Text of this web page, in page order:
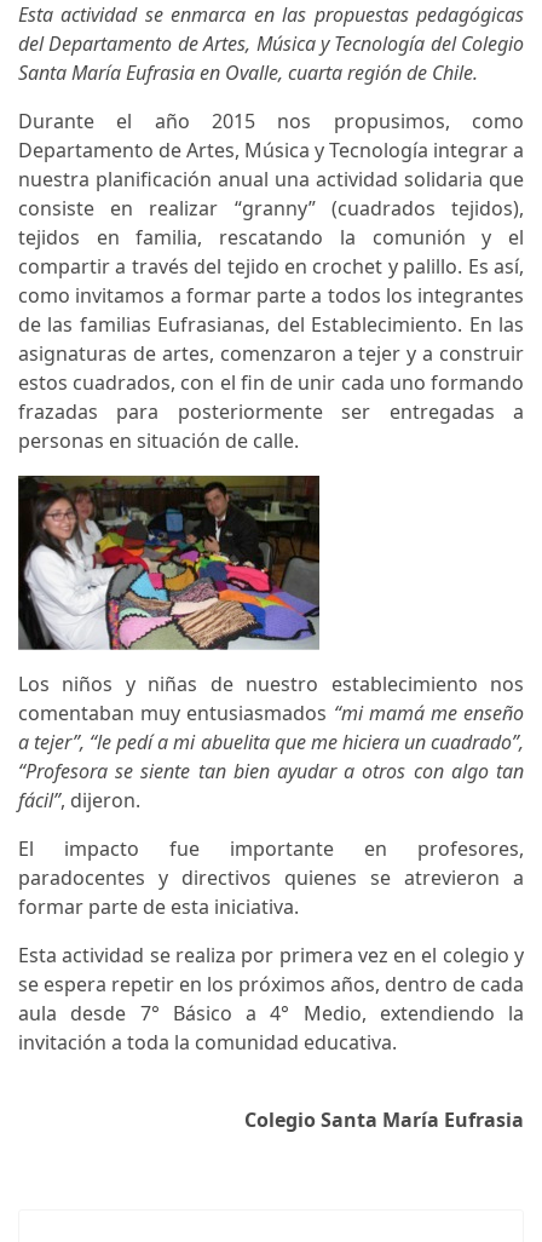
Esta actividad se enmarca en las propuestas pedagógicas
del Departamento de Artes, Música y Tecnología del Colegio
Santa María Eufrasia en Ovalle, cuarta región de Chile.
Durante el año 2015 nos propusimos, como
Departamento de Artes, Música y Tecnología integrar a
nuestra planificación anual una actividad solidaria que
consiste en realizar “granny” (cuadrados tejidos),
tejidos en familia, rescatando la comunión y el
compartir a través del tejido en crochet y palillo. Es así,
como invitamos a formar parte a todos los integrantes
de las familias Eufrasianas, del Establecimiento. En las
asignaturas de artes, comenzaron a tejer y a construir
estos cuadrados, con el fin de unir cada uno formando
frazadas para posteriormente ser entregadas a
personas en situación de calle.
Los niños y niñas de nuestro establecimiento nos
comentaban muy entusiasmados “mi mamá me enseño
a tejer”, “le pedí a mi abuelita que me hiciera un cuadrado”,
“Profesora se siente tan bien ayudar a otros con algo tan
fácil”, dijeron.
El impacto fue importante en profesores,
paradocentes y directivos quienes se atrevieron a
formar parte de esta iniciativa.
Esta actividad se realiza por primera vez en el colegio y
se espera repetir en los próximos años, dentro de cada
aula desde 7° Básico a 4° Medio, extendiendo la
invitación a toda la comunidad educativa.
Colegio Santa María Eufrasia